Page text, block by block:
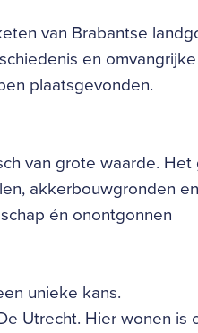
van Brabantse
en omvangrijke
plaatsgevonden.
van grote waarde. Het
akkerbouwgronden
én onontgonnen
unieke kans.
Utrecht. Hier wonen is